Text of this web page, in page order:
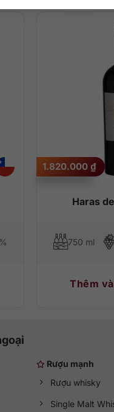
hương thơm ngào
Haras
1.820.000 ₫
750 ml
Thêm
Rượu mạnh
Rượu whisky
Single Malt